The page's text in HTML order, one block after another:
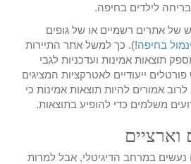
לילדים בחיפה.
של אתרים רשמיים או של גופים
בחיפה!). כך למשל אתר התיירות
תוצאות אמינות ועדכניות לגבי
ייעודיים לאטרקציות המציגים
לרוב אמורים להיות תוצאות אמינות כי
משלמים כדי להופיע בתוצאות.
וארציים
נעשים במרחב הדיגיטלי, אבל למרות